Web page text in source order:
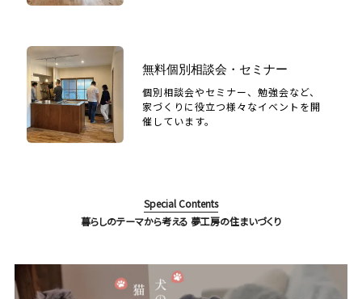
無料個別相談会・セミナー
個別相談会やセミナー、勉強会など、
家づくりに役立つ様々なイベントを開
催しています。
Special Contents
暮らしのテーマから考える 夢工房の住まいづくり